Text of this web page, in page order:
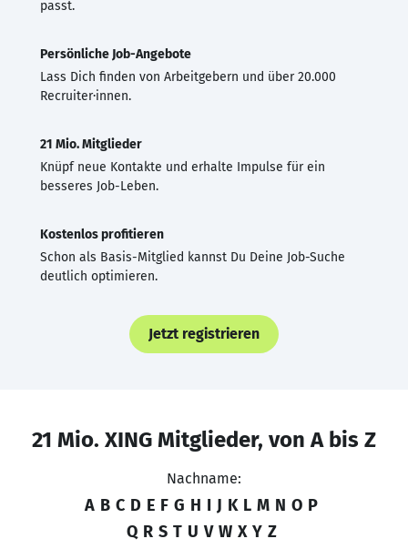
passt.
Persönliche Job-Angebote
Lass Dich finden von Arbeitgebern und über 20.000
Recruiter·innen.
21 Mio. Mitglieder
Knüpf neue Kontakte und erhalte Impulse für ein
besseres Job-Leben.
Kostenlos profitieren
Schon als Basis-Mitglied kannst Du Deine Job-Suche
deutlich optimieren.
Jetzt registrieren
21 Mio. XING Mitglieder, von A bis Z
Nachname:
A B C D E F G H I J K L M N O P
Q R S T U V W X Y Z